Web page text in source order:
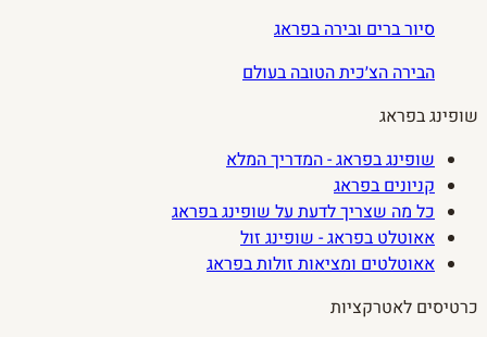
סיור ברים ובירה בפראג
הבירה הצ׳כית הטובה בעולם
שופינג בפראג
שופינג בפראג - המדריך המלא
קניונים בפראג
כל מה שצריך לדעת על שופינג בפראג
אאוטלט בפראג - שופינג זול
אאוטלטים ומציאות זולות בפראג
כרטיסים לאטרקציות